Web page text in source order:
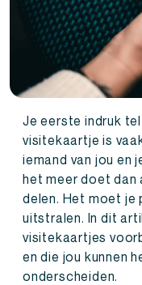
Je eerste indruk
visitekaartje is
iemand van jou en
het meer doet
delen. Het moet je
uitstralen. In dit
visitekaartjes
en die jou kunnen
onderscheiden.